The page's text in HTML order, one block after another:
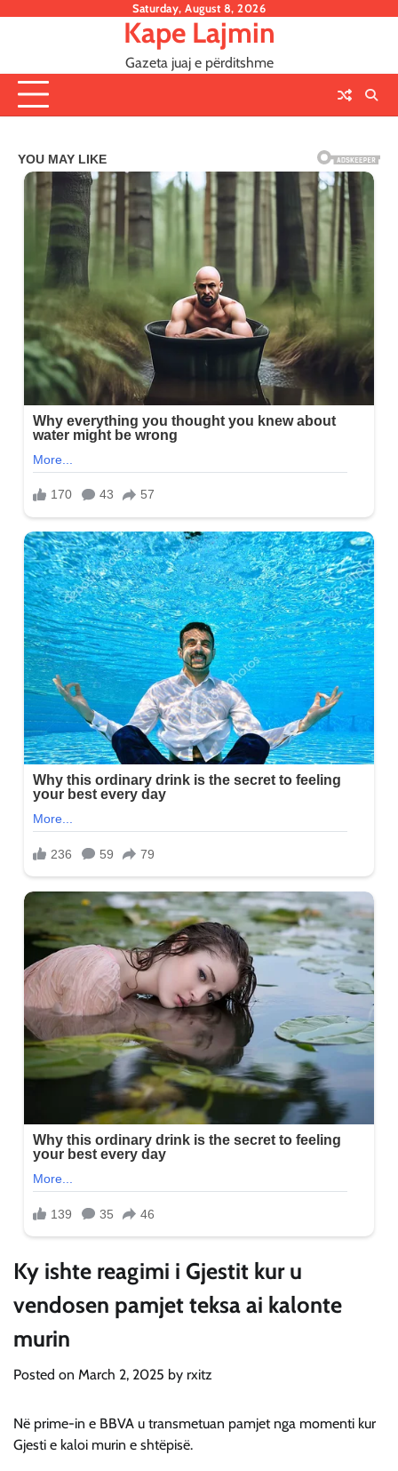
Saturday, August 8, 2026
Kape Lajmin
Gazeta juaj e përditshme
Ky ishte reagimi i Gjestit kur u
vendosen pamjet teksa ai kalonte
murin
Posted on March 2, 2025 by rxitz
Në prime-in e BBVA u transmetuan pamjet nga momenti kur
Gjesti e kaloi murin e shtëpisë.